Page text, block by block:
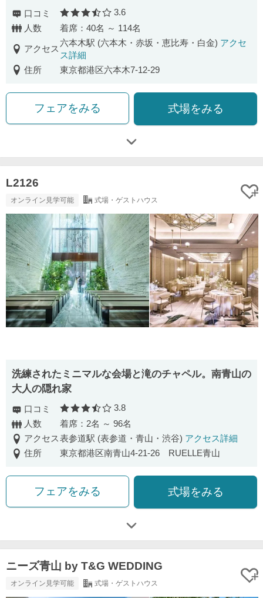
口コミ 口コミ評価
3.6
人数
着席：40名 ～ 114名
アクセス
六本木駅 (六本木・赤坂・恵比寿・白金) アクセ
ス詳細
住所
東京都港区六本木7-12-29
フェアをみる 式場をみる
L2126
オンライン見学可能 式場・ゲストハウス
洗練されたミニマルな会場と滝のチャペル。南青山の
大人の隠れ家
口コミ 口コミ評価
3.8
人数
着席：2名 ～ 96名
アクセス表参道駅 (表参道・青山・渋谷) アクセス詳細
住所
東京都港区南青山4-21-26 RUELLE青山
フェアをみる 式場をみる
ニーズ青山 by T&G WEDDING
オンライン見学可能 式場・ゲストハウス